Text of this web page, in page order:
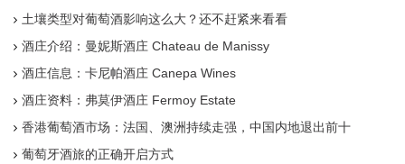
土壤类型对葡萄酒影响这么大？还不赶紧来看看
酒庄介绍：曼妮斯酒庄 Chateau de Manissy
酒庄信息：卡尼帕酒庄 Canepa Wines
酒庄资料：弗莫伊酒庄 Fermoy Estate
香港葡萄酒市场：法国、澳洲持续走强，中国内地退出前十
葡萄牙酒旅的正确开启方式